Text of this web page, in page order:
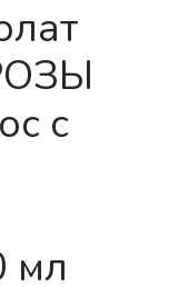
с
мл